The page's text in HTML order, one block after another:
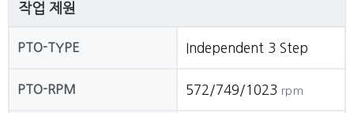
작업 제원
PTO-TYPE Independent 3 Step
PTO-RPM 572/749/1023 rpm